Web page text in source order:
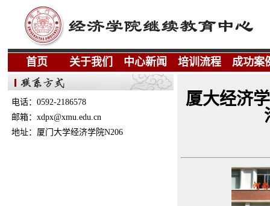
首页 关于我们 中心新闻 培训流程 成功案
电话：0592-2186578
邮箱：xdpx@xmu.edu.cn
地址：厦门大学经济学院N206
厦大经济